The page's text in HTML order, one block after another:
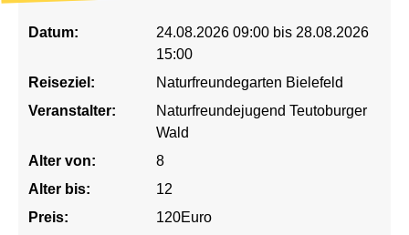
Datum:
24.08.2026 09:00 bis 28.08.2026
15:00
Reiseziel:
Naturfreundegarten Bielefeld
Veranstalter:
Naturfreundejugend Teutoburger
Wald
Alter von:
8
Alter bis:
12
Preis:
120Euro